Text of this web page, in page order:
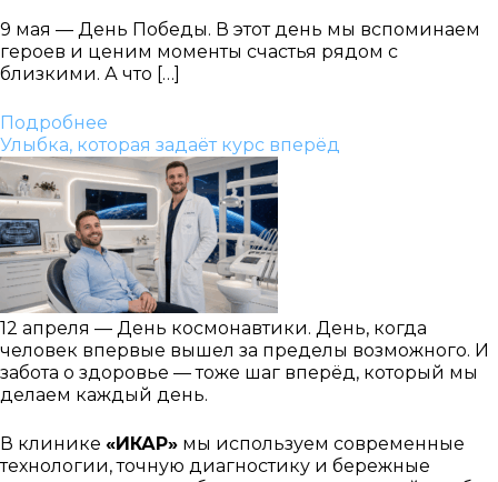
9 мая — День Победы. В этот день мы вспоминаем
героев и ценим моменты счастья рядом с
близкими. А что […]
Подробнее
Улыбка, которая задаёт курс вперёд
12 апреля — День космонавтики. День, когда
человек впервые вышел за пределы возможного. И
забота о здоровье — тоже шаг вперёд, который мы
делаем каждый день.
В клинике «ИКАР» мы используем современные
технологии, точную диагностику и бережные